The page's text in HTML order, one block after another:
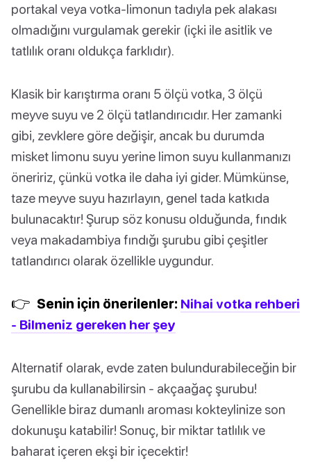
portakal veya votka-limonun tadıyla pek alakası
olmadığını vurgulamak gerekir (içki ile asitlik ve
tatlılık oranı oldukça farklıdır).
Klasik bir karıştırma oranı 5 ölçü votka, 3 ölçü
meyve suyu ve 2 ölçü tatlandırıcıdır. Her zamanki
gibi, zevklere göre değişir, ancak bu durumda
misket limonu suyu yerine limon suyu kullanmanızı
öneririz, çünkü votka ile daha iyi gider. Mümkünse,
taze meyve suyu hazırlayın, genel tada katkıda
bulunacaktır! Şurup söz konusu olduğunda, fındık
veya makadambiya fındığı şurubu gibi çeşitler
tatlandırıcı olarak özellikle uygundur.
👉 Senin için önerilenler: Nihai votka rehberi
- Bilmeniz gereken her şey
Alternatif olarak, evde zaten bulundurabileceğin bir
şurubu da kullanabilirsin - akçaağaç şurubu!
Genellikle biraz dumanlı aroması kokteylinize son
dokunuşu katabilir! Sonuç, bir miktar tatlılık ve
baharat içeren ekşi bir içecektir!